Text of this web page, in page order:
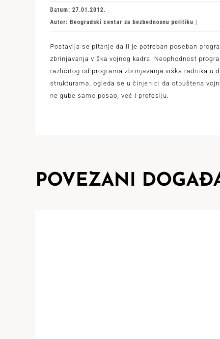
Datum: 27.01.2012.
Autor: Beogradski centar za bezbednosnu politiku |
Postavlja se pitanje da li je potreban poseban
zbrinjavanja viška vojnog kadra. Neophodnost
različitog od programa zbrinjavanja viška radnika u
strukturama, ogleda se u činjenici da otpuštena
ne gube samo posao, već i profesiju.
POVEZANI